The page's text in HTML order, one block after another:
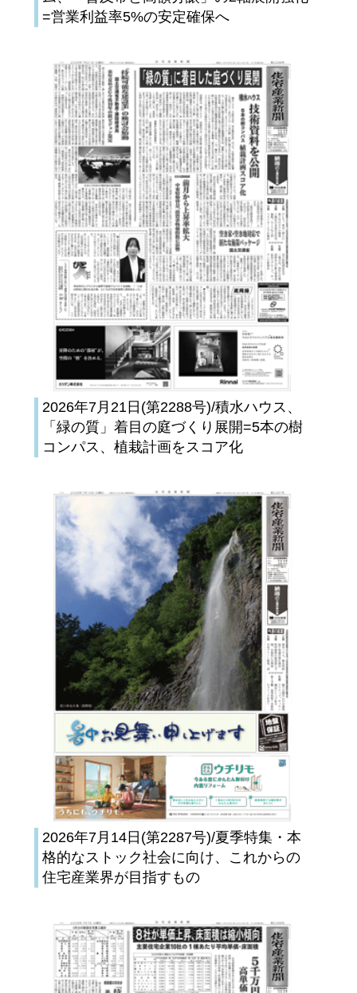
=営業利益率5%の安定確保へ
2026年7月21日(第2288号)/積水ハウス、
「緑の質」着目の庭づくり展開=5本の樹
コンパス、植栽計画をスコア化
2026年7月14日(第2287号)/夏季特集・本
格的なストック社会に向け、これからの
住宅産業界が目指すもの